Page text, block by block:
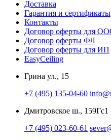
Доставка
Гарантия и сертификаты
Контакты
Договор оферты для
Договор оферты ФЛ
Договор оферты для ИП
EasyCeiling
Грина ул., 15
+7 (495) 135-04-60
Дмитровское ш., 159Гс1
+7 (495) 023-60-61